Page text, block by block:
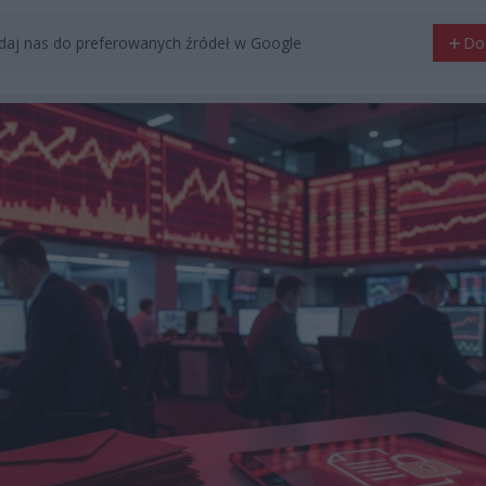
nas do preferowanych źródeł w Google